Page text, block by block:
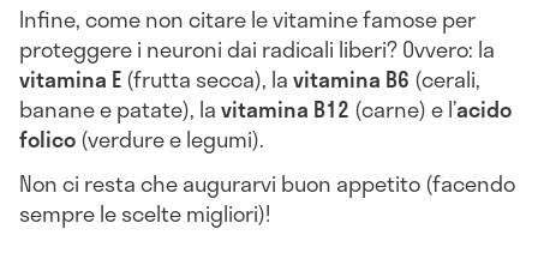
Infine, come non citare le vitamine famose per
proteggere i neuroni dai radicali liberi? Ovvero: la
vitamina E(frutta secca), lavitamina B6 (cerali,
banane e patate), lavitamina B12 (carne) e l’acido
folico(verdure e legumi).
Non ci resta che augurarvi buon appetito (facendo
sempre le scelte migliori)!